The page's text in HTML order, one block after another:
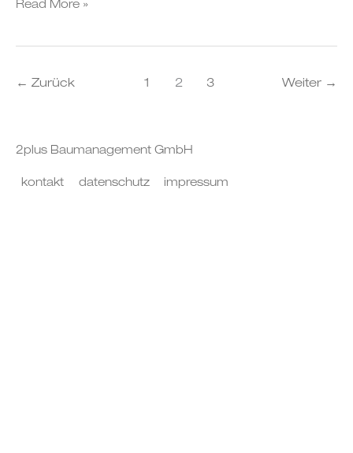
Read More »
← Zurück 1 2 3 Weiter →
2plus Baumanagement GmbH
kontakt datenschutz impressum